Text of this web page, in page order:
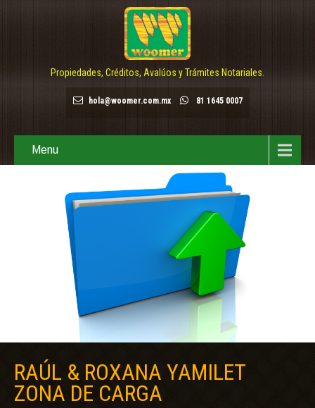
Propiedades, Créditos, Avalúos y Trámites Notariales.
hola@woomer.com.mx 81 1645 0007
Menu
RAÚL & ROXANA YAMILET
ZONA DE CARGA